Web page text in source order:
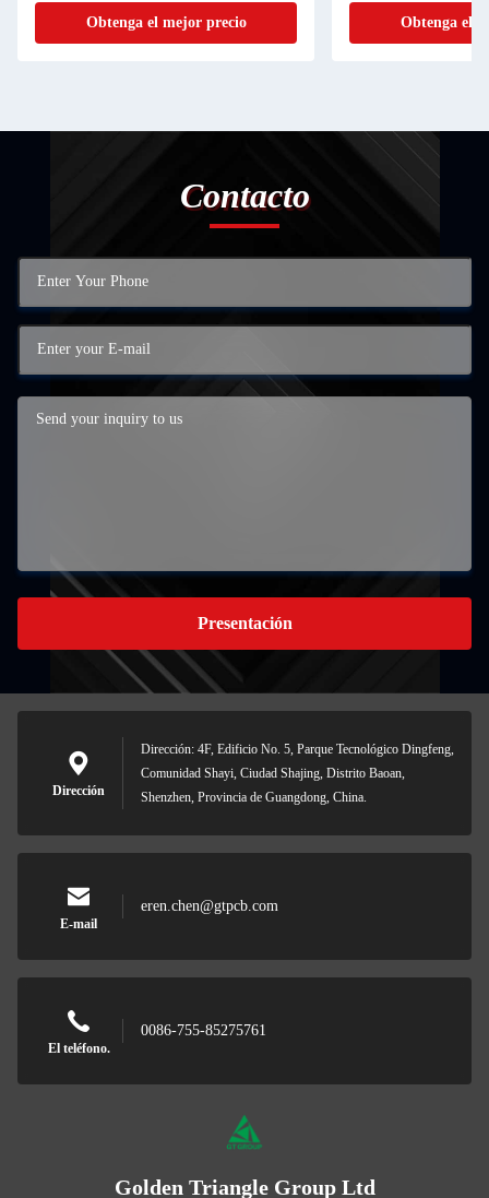
Obtenga el mejor precio
Obtenga el
Contacto
Presentación
Dirección
Dirección: 4F, Edificio No. 5, Parque Tecnológico Dingfeng,
Comunidad Shayi, Ciudad Shajing, Distrito Baoan,
Shenzhen, Provincia de Guangdong, China.
E-mail
eren.chen@gtpcb.com
El teléfono.
0086-755-85275761
Golden Triangle Group Ltd